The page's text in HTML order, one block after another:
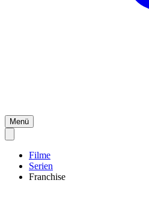
Menü
Filme
Serien
Franchise